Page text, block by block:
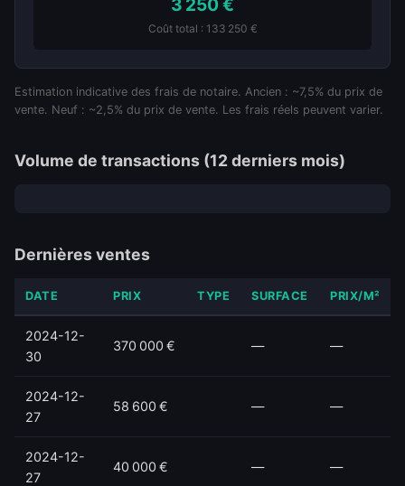
3 250 €
Coût total : 133 250 €
Estimation indicative des frais de notaire. Ancien : ~7,5% du prix de
vente. Neuf : ~2,5% du prix de vente. Les frais réels peuvent varier.
Volume de transactions (12 derniers mois)
Dernières ventes
DATE PRIX TYPE SURFACE PRIX/M²
2024-12-
30
370 000 € — —
2024-12-
27
58 600 € — —
2024-12-
27
40 000 € — —